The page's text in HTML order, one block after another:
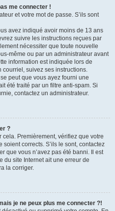
me connecter !
et votre mot de passe. S’ils sont
avez indiqué avoir moins de 13 ans
suivre les instructions reçues par
nécessiter que toute nouvelle
même ou par un administrateur avant
information est indiquée lors de
courriel, suivez ses instructions.
peut que vous ayez fourni une
été traité par un filtre anti-spam. Si
contactez un administrateur.
?
Premièrement, vérifiez que votre
soient corrects. S’ils le sont, contactez
que vous n’avez pas été banni. Il est
du site Internet ait une erreur de
la corriger.
je ne peux plus me connecter ?!